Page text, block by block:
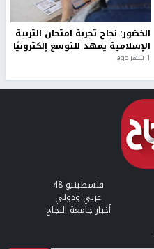
وإسرائيل تعملان على حل
مشروطة برفع الحصار الأميركي